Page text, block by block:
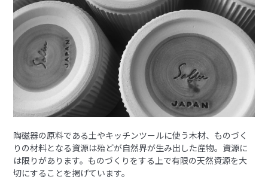
陶磁器の原料である土やキッチンツールに使う木材、ものづく
りの材料となる資源は殆どが自然界が生み出した産物。資源に
は限りがあります。ものづくりをする上で有限の天然資源を大
切にすることを掲げています。